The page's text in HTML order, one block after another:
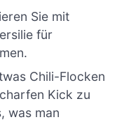
Sie mit
für
Chili-Flocken
Kick zu
was man